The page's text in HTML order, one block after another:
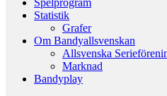
Spelprogram
Statistik
Grafer
Om Bandyallsvenskan
Allsvenska
Marknad
Bandyplay